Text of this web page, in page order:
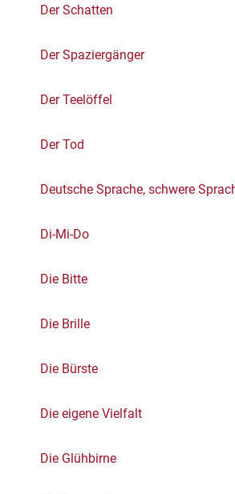
Der Schatten
Der Spaziergänger
Der Teelöffel
Der Tod
Deutsche Sprache, schwere
Di-Mi-Do
Die Bitte
Die Brille
Die Bürste
Die eigene Vielfalt
Die Glühbirne